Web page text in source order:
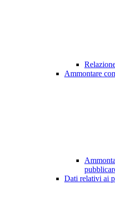
Ammontare
Dati relativi ai